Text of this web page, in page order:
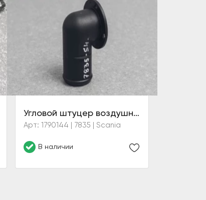
Угловой штуцер воздушной трубки
Арт: 1790144 | 7835 | Scania
В наличии